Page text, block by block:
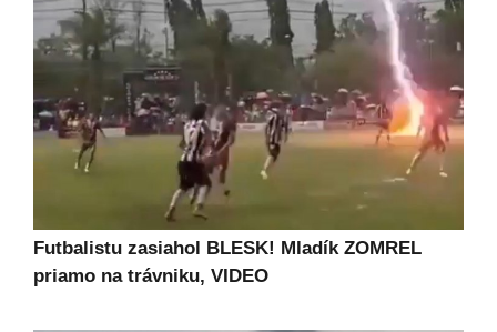
Futbalistu zasiahol BLESK! Mladík ZOMREL
priamo na trávniku, VIDEO